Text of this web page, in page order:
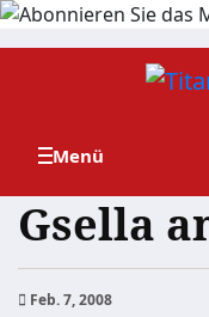
Zum
Gsella
Feb. 7, 2008